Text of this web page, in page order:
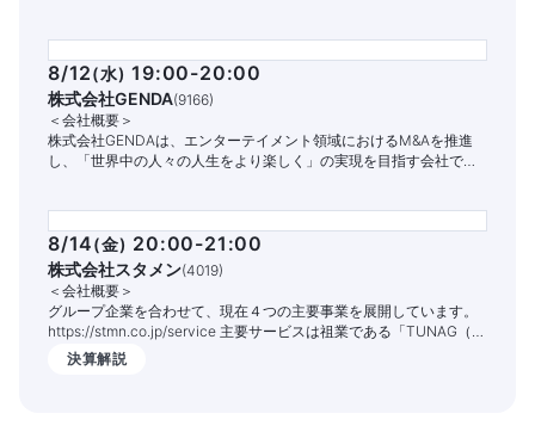
8/12(水) 19:00-20:00
株式会社GENDA(9166)
＜会社概要＞
株式会社GENDAは、エンターテイメント領域におけるM&Aを推進
し、「世界中の人々の人生をより楽しく」の実現を目指す会社で
8/14(金) 20:00-21:00
株式会社スタメン(4019)
＜会社概要＞
グループ企業を合わせて、現在４つの主要事業を展開しています。
https://stmn.co.jp/service 主要サービスは祖業である「TUNAG（ツ
ナグ）」という組織エンゲージメントを高めるITサービスです。
1,400社以上の企業様でご活用いただいており、従業員の定着率向上
決算解説